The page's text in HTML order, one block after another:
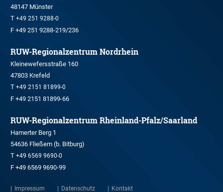
48147 Münster
T +49 251 9288-0
F +49 251 9288-219/236
RUW-Regionalzentrum Nordrhein
Kleinewefersstraße 160
47803 Krefeld
T +49 2151 81899-0
F +49 2151 81899-66
RUW-Regionalzentrum Rheinland-Pfalz/Saarland
Hamerter Berg 1
54636 Fließem (b. Bitburg)
T +49 6569 9690-0
F +49 6569 9690-99
Impressum Datenschutz Kontakt